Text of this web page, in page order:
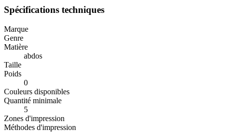
Spécifications techniques
Marque
Genre
Matière
abdos
Taille
Poids
0
Couleurs disponibles
Quantité minimale
5
Zones d'impression
Méthodes d'impression